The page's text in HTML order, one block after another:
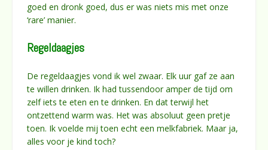
goed en dronk goed, dus er was niets mis met onze
‘rare’ manier.
Regeldaagjes
De regeldaagjes vond ik wel zwaar. Elk uur gaf ze aan
te willen drinken. Ik had tussendoor amper de tijd om
zelf iets te eten en te drinken. En dat terwijl het
ontzettend warm was. Het was absoluut geen pretje
toen. Ik voelde mij toen echt een melkfabriek. Maar ja,
alles voor je kind toch?